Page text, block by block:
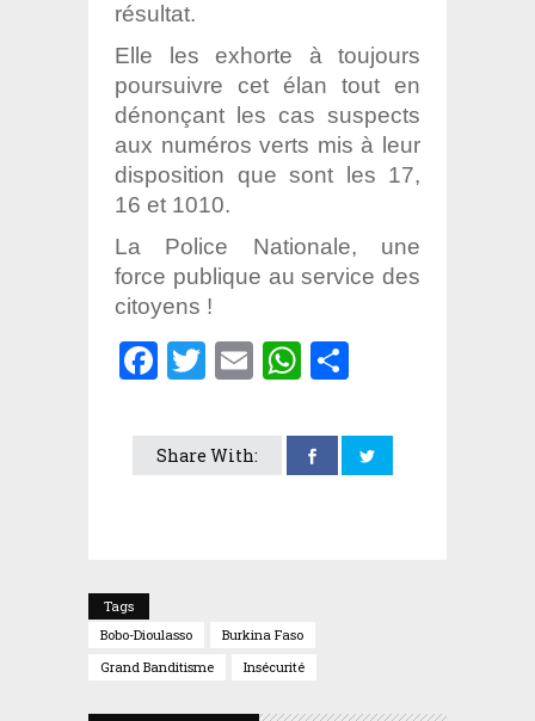
résultat.
Elle les exhorte à toujours
poursuivre cet élan tout en
dénonçant les cas suspects
aux numéros verts mis à leur
disposition que sont les 17,
16 et 1010.
La Police Nationale, une
force publique au service des
citoyens !
Facebook
Twitter
EmailWhatsApp
Share With:
Tags
Bobo-Dioulasso
Burkina Faso
Grand Banditisme
Insécurité